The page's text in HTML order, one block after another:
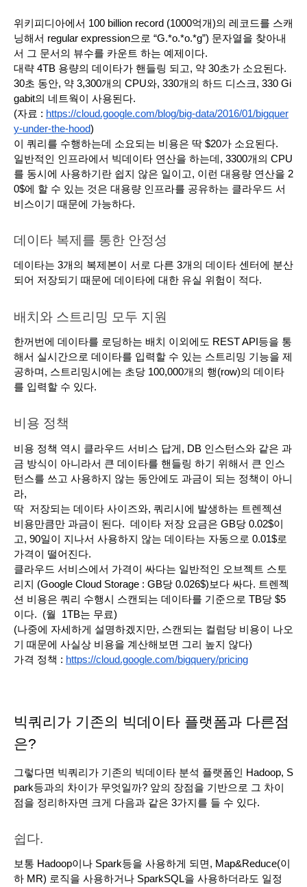
위키피디아에서 100 billion record (1000억개)의 레코드를 스캐
닝해서 regular expression으로 “G.*o.*o.*g”) 문자열을 찾아내
서 그 문서의 뷰수를 카운트 하는 예제이다.
대략 4TB 용량의 데이타가 핸들링 되고, 약 30초가 소요된다.
30초 동안, 약 3,300개의 CPU와, 330개의 하드 디스크, 330 Gi
gabit의 네트웍이 사용된다.
(자료 : https://cloud.google.com/blog/big-data/2016/01/bigquer
y-under-the-hood)
이 쿼리를 수행하는데 소요되는 비용은 딱 $20가 소요된다.
일반적인 인프라에서 빅데이타 연산을 하는데, 3300개의 CPU
를 동시에 사용하기란 쉽지 않은 일이고, 이런 대용량 연산을 2
0$에 할 수 있는 것은 대용량 인프라를 공유하는 클라우드 서
비스이기 때문에 가능하다.
데이타 복제를 통한 안정성
데이타는 3개의 복제본이 서로 다른 3개의 데이타 센터에 분산
되어 저장되기 때문에 데이타에 대한 유실 위험이 적다.
배치와 스트리밍 모두 지원
한꺼번에 데이타를 로딩하는 배치 이외에도 REST API등을 통
해서 실시간으로 데이타를 입력할 수 있는 스트리밍 기능을 제
공하며, 스트리밍시에는 초당 100,000개의 행(row)의 데이타
를 입력할 수 있다.
비용 정책
비용 정책 역시 클라우드 서비스 답게, DB 인스턴스와 같은 과
금 방식이 아니라서 큰 데이타를 핸들링 하기 위해서 큰 인스
턴스를 쓰고 사용하지 않는 동안에도 과금이 되는 정책이 아니
라,
딱  저장되는 데이타 사이즈와, 쿼리시에 발생하는 트렌젝션
비용만큼만 과금이 된다.  데이타 저장 요금은 GB당 0.02$이
고, 90일이 지나서 사용하지 않는 데이타는 자동으로 0.01$로
가격이 떨어진다.
클라우드 서비스에서 가격이 싸다는 일반적인 오브젝트 스토
리지 (Google Cloud Storage : GB당 0.026$)보다 싸다. 트렌젝
션 비용은 쿼리 수행시 스캔되는 데이타를 기준으로 TB당 $5
이다.  (월  1TB는 무료)
(나중에 자세하게 설명하겠지만, 스캔되는 컬럼당 비용이 나오
기 때문에 사실상 비용을 계산해보면 그리 높지 않다)
가격 정책 : https://cloud.google.com/bigquery/pricing
빅쿼리가 기존의 빅데이타 플랫폼과 다른점
은?
그렇다면 빅쿼리가 기존의 빅데이타 분석 플랫폼인 Hadoop, S
park등과의 차이가 무엇일까? 앞의 장점을 기반으로 그 차이
점을 정리하자면 크게 다음과 같은 3가지를 들 수 있다.
쉽다.
보통 Hadoop이나 Spark등을 사용하게 되면, Map&Reduce(이
하 MR) 로직을 사용하거나 SparkSQL을 사용하더라도 일정